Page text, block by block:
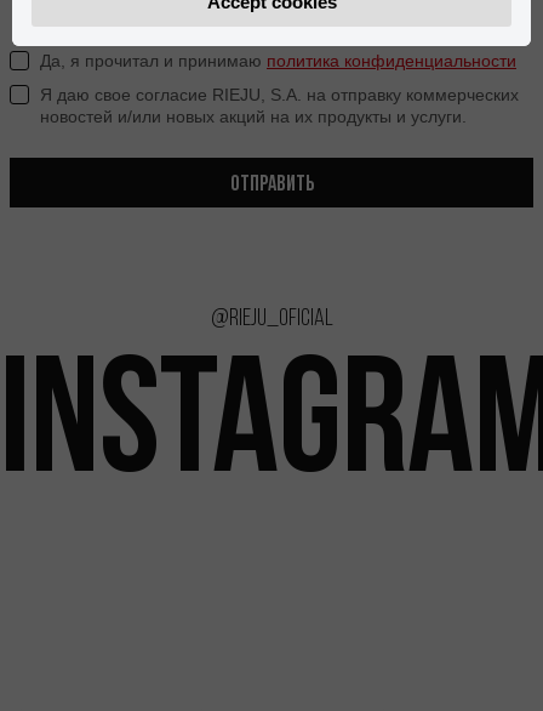
Да, я прочитал и принимаю политика конфиденциальности
Я даю свое согласие RIEJU, S.A. на отправку коммерческих
новостей и/или новых акций на их продукты и услуги.
ОТПРАВИТЬ
@rieju_oficial